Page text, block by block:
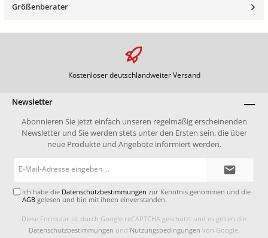
Größenberater
Kostenloser deutschlandweiter Versand
Newsletter
Abonnieren Sie jetzt einfach unseren regelmäßig erscheinenden
Newsletter und Sie werden stets unter den Ersten sein, die über
neue Produkte und Angebote informiert werden.
Ich habe die Datenschutzbestimmungen zur Kenntnis genommen und die
AGB gelesen und bin mit ihnen einverstanden.
Diese Formular ist durch Google reCAPTCHA geschützt und es gelten die
Datenschutzbestimmungen und Nutzungsbedingungen von Google.